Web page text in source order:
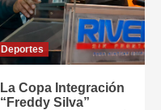
Deportes
La Copa Integración
“Freddy Silva”